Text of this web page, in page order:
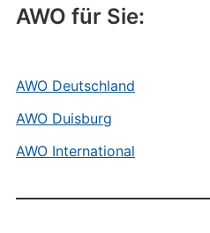
AWO für Sie:
AWO Deutschland
AWO Duisburg
AWO International